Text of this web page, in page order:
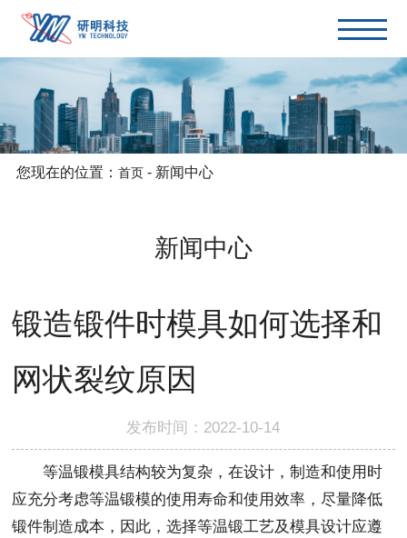
您现在的位置： 首页- 新闻中心
新闻中心
锻造锻件时模具如何选择和
网状裂纹原因
发布时间：2022-10-14
等温锻模具结构较为复杂，在设计，制造和使用时
应充分考虑等温锻模的使用寿命和使用效率，尽量降低
锻件制造成本，因此，选择等温锻工艺及模具设计应遵